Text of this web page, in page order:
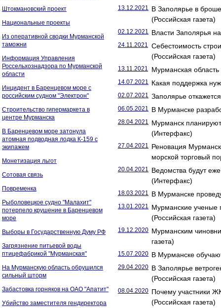
Штокмановский проект
Национальные проекты
Из оперативной сводки Мурманской
таможни
Информация Управления
Россельхознадзора по Мурманской
области
Инцидент в Баренцевом море с
российским судном "Электрон"
Строительство гипермаркета в
центре Мурманска
В Баренцевом море затонула
атомная подводная лодка К-159 с
экипажем
Монетизация льгот
Сотовая связь
Повременка
Рыболовецкое судно "Малахит"
потерпело крушение в Баренцевом
море
Выборы в Государственную Думу РФ
Загрязнение питьевой воды
птицефабрикой "Мурманская"
На Мурманскую область обрушился
сильный шторм
Забастовка горняков на ОАО "Апатит"
Убийство заместителя гендиректора
13.12.2021 В Заполярье в
(Российская газета)
02.12.2021 Власти Заполярья
24.11.2021 Себестоимость
(Российская газета)
13.11.2021 Мурманская
14.07.2021 Какая поддержка
02.07.2021 Заполярье
06.05.2021 В Мурманске
28.04.2021 Мурманск
(Интерфакс)
27.04.2021 Реновация
морской торговый
20.04.2021 Ведомства будут
(Интерфакс)
18.03.2021 В Мурманске
13.01.2021 Мурманские ученые
(Российская газета)
19.12.2020 Мурманским
газета)
15.07.2020 В Мурманске
29.04.2020 В Заполярье
(Российская газета)
08.04.2020 Почему участники
(Российская газета)